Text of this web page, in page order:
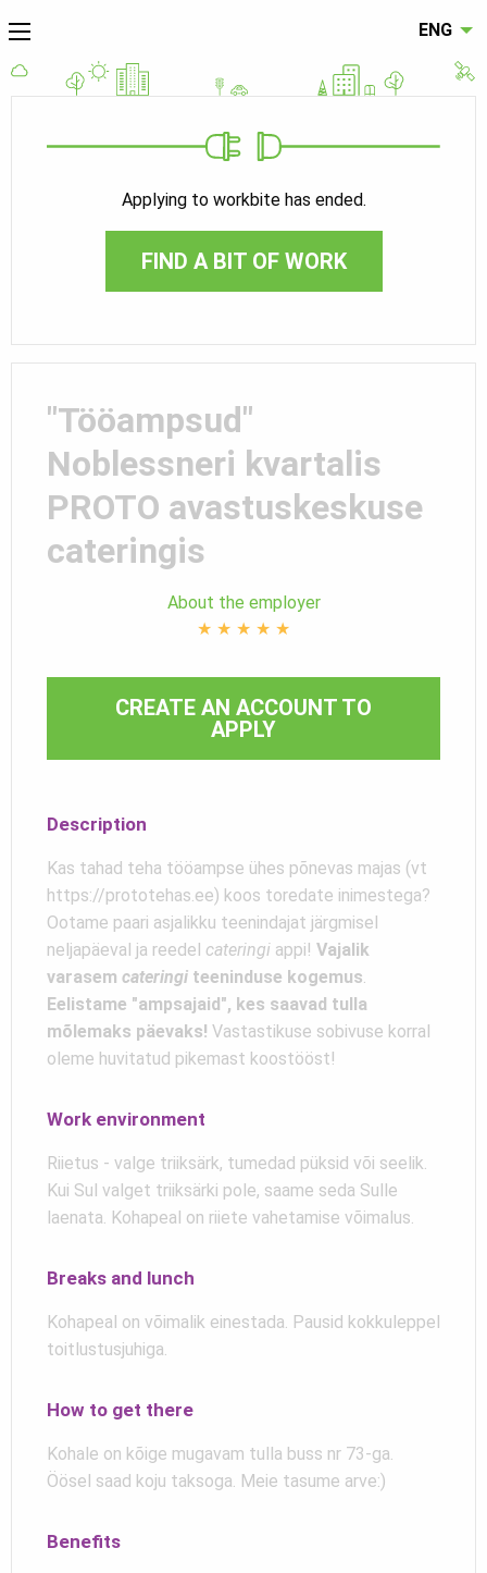
ENG
Applying to workbite has ended.
FIND A BIT OF WORK
"Tööampsud"
Noblessneri kvartalis
PROTO avastuskeskuse
cateringis
About the employer
★ ★ ★ ★ ★
CREATE AN ACCOUNT TO
APPLY
Description
Kas tahad teha tööampse ühes põnevas majas (vt
https://prototehas.ee) koos toredate inimestega?
Ootame paari asjalikku teenindajat järgmisel
neljapäeval ja reedel cateringi appi! Vajalik
varasem cateringi teeninduse kogemus
Eelistame "ampsajaid", kes saavad tulla
mõlemaks päevaks! Vastastikuse sobivuse korral
oleme huvitatud pikemast koostööst!
Work environment
Riietus - valge triiksärk, tumedad püksid või seelik.
Kui Sul valget triiksärki pole, saame seda Sulle
laenata. Kohapeal on riiete vahetamise võimalus.
Breaks and lunch
Kohapeal on võimalik einestada. Pausid kokkuleppel
toitlustusjuhiga.
How to get there
Kohale on kõige mugavam tulla buss nr 73-ga.
Öösel saad koju taksoga. Meie tasume arve:)
Benefits